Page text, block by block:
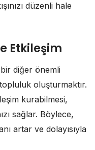
düzenli hale
Etkileşim
bir diğer önemli
oluşturmaktır.
kurabilmesi,
sağlar. Böylece,
artar ve dolayısıyla